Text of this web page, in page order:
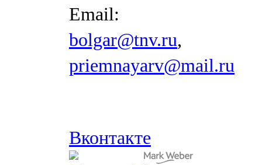
Email:
bolgar@tnv.ru,
priemnayarv@mail.ru
Вконтакте